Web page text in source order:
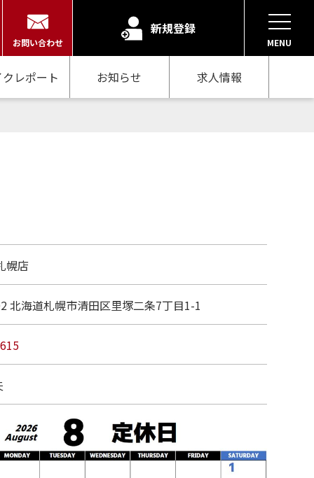
お問い合わせ
新規登録
MENU
レポート お知らせ 求人情報
幌店
北海道札幌市清田区里塚二条7丁目1-1